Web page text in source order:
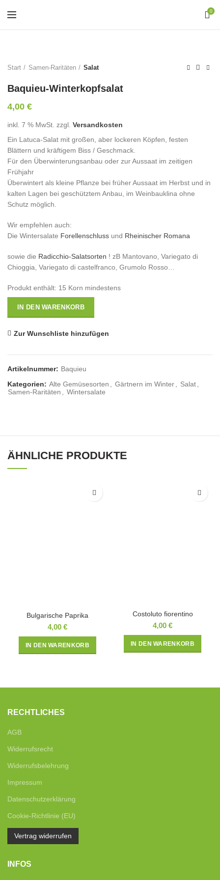
0
Start Samen-Raritäten Salat
Baquieu-Winterkopfsalat
4,00 €
inkl. 7 % MwSt. zzgl. Versandkosten
Ein Latuca-Salat mit großen, aber lockeren Köpfen, festen
Blättern und kräftigem Biss / Geschmack.
Für den Überwinterungsanbau oder zur Aussaat im zeitigen
Frühjahr
Überwintert als kleine Pflanze bei früher Aussaat im Herbst und in
kalten Lagen bei geschütztem Anbau, im Weinbauklina ohne
Schutz möglich.
Wir empfehlen auch:
Die Wintersalate Forellenschluss und Rheinischer Romana
sowie die Radicchio-Salatsorten ! zB Mantovano, Variegato di
Chioggia, Variegato di castelfranco, Grumolo Rosso…
Produkt enthält: 15 Korn mindestens
IN DEN WARENKORB
Zur Wunschliste hinzufügen
Artikelnummer: Baquieu
Kategorien: Alte Gemüsesorten Gärtnern im Winter Salat
Samen-Raritäten
Wintersalate
ÄHNLICHE PRODUKTE
Bulgarische Paprika
4,00 €
IN DEN WARENKORB
Costoluto fiorentino
4,00 €
IN DEN WARENKORB
RECHTLICHES
AGB
Widerrufsrecht
Widerrufsbelehrung
Impressum
Datenschutzerklärung
Cookie-Richtlinie (EU)
Vertrag widerrufen
INFOS